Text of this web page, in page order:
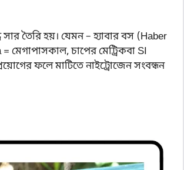
তৈরি হয়। যেমন – হ্যাবার বস (Haber
মেগাপাসকাল, চাপের মেট্রিকবা SI
ফলে মাটিতে নাইট্রোজেন সংবন্ধন